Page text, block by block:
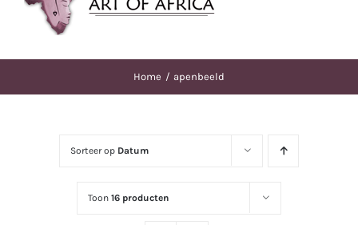
Home apenbeeld
Sorteer op Datum
Toon16 producten